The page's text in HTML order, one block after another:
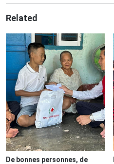
Related
De bonnes personnes, de